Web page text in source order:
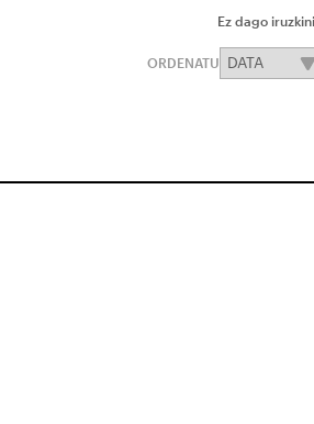
Ez dago
ORDENATU